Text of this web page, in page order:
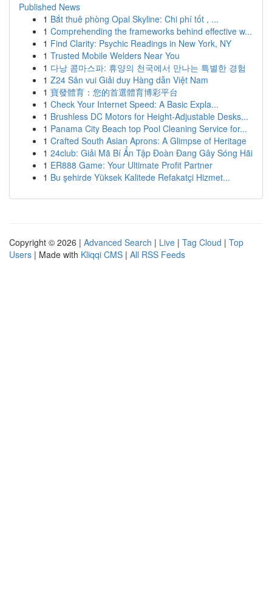
Published News
1 Bắt thuê phòng Opal Skyline: Chi phí tốt , ...
1 Comprehending the frameworks behind effective w...
1 Find Clarity: Psychic Readings in New York, NY
1 Trusted Mobile Welders Near You
1 다낭 콤마스파: 휴양의 천국에서 만나는 특별한 경험
1 Z24 Sân vui Giải duy Hàng dẫn Việt Nam
1 寶發體育：您的首選體育博彩平台
1 Check Your Internet Speed: A Basic Expla...
1 Brushless DC Motors for Height-Adjustable Desks...
1 Panama City Beach top Pool Cleaning Service for...
1 Crafted South Asian Aprons: A Glimpse of Heritage
1 24club: Giải Mã Bí Ẩn Tập Đoàn Đang Gây Sóng Hãi
1 ER888 Game: Your Ultimate Profit Partner
1 Bu şehirde Yüksek Kalitede Refakatçi Hizmet...
Copyright © 2026 | Advanced Search | Live | Tag Cloud | Top
Users | Made with Kliqqi CMS | All RSS Feeds